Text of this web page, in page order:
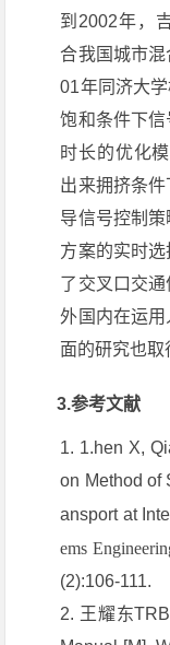
到2002年，
合我国城市
01年同济大
饱和条件下
时长的优化
出来拥挤条
导信号控制
方案的实时
了交叉口交
外国内在运
面的研究也取
3.参考文献
1.hen X,
on Method of
ansport at
ems
(2):106-111.
王耀东